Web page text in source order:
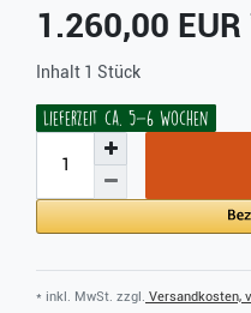
1.260,00 EUR
Inhalt 1 Stück
Lieferzeit ca. 5-6 Wochen
* inkl. MwSt. zzgl. Versandkosten,